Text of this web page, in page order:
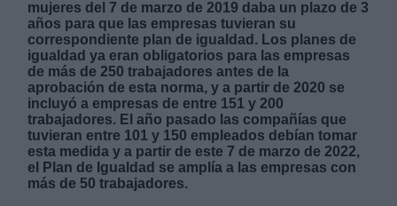
mujeres del 7 de marzo de 2019 daba un plazo de 3
años para que las empresas tuvieran su
correspondiente plan de igualdad. Los planes de
igualdad ya eran obligatorios para las empresas
de más de 250 trabajadores antes de la
aprobación de esta norma, y a partir de 2020 se
incluyó a empresas de entre 151 y 200
trabajadores. El año pasado las compañías que
tuvieran entre 101 y 150 empleados debían tomar
esta medida y a partir de este 7 de marzo de 2022,
el Plan de Igualdad se amplía a las empresas con
más de 50 trabajadores.
Derechos:
link
Información adicional